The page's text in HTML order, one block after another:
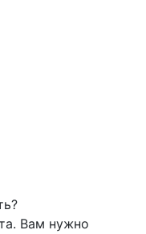
Вам нужно